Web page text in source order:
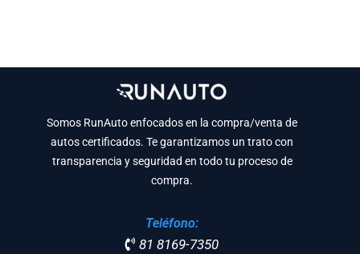
Somos RunAuto enfocados en la compra/venta de
autos certificados. Te garantizamos un trato con
transparencia y seguridad en todo tu proceso de
compra.
Teléfono:
81 8169-7350